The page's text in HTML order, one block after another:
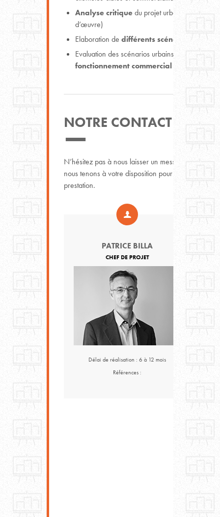
Analyse critiquedu projet urbain (démarche
d’œuvre)
Elaboration de différents scénarios
Evaluation des scénarios urbains et mise en
fonctionnement commercial
NOTRE CONTACT
N’hésitez pas à nous laisser un message via le
nous tenons à votre disposition pour toute
prestation.
PATRICE BILLA
CHEF DE PROJET
Délai de réalisation : 6 à 12 mois
Références :
Votre
Votre
Votre
Sujet
Votre